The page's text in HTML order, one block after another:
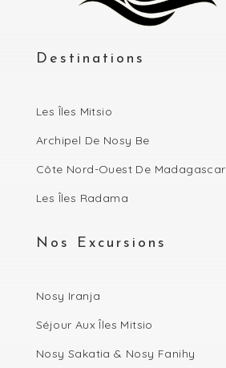
Destinations
Les Îles Mitsio
Archipel De Nosy Be
Côte Nord-Ouest De Madagascar
Les Îles Radama
Nos Excursions
Nosy Iranja
Séjour Aux Îles Mitsio
Nosy Sakatia & Nosy Fanihy